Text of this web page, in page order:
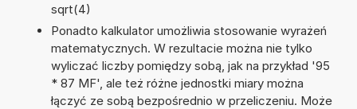
sqrt(4)
Ponadto kalkulator umożliwia stosowanie wyrażeń
matematycznych. W rezultacie można nie tylko
wyliczać liczby pomiędzy sobą, jak na przykład '95
* 87 MF', ale też różne jednostki miary można
łączyć ze sobą bezpośrednio w przeliczeniu. Może